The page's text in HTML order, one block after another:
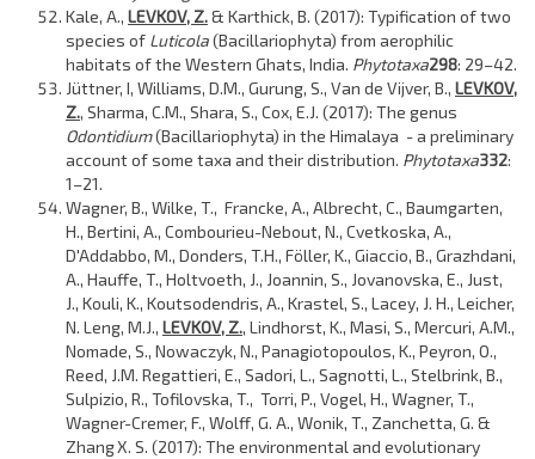
Kale, A., LEVKOV, Z.& Karthick, B. (2017): Typification of two
species of Luticola(Bacillariophyta) from aerophilic
habitats of the Western Ghats, India. Phytotaxa298: 29–42.
Jüttner, I, Williams, D.M., Gurung, S., Van de Vijver, B., LEVKOV,
Z., Sharma, C.M., Shara, S., Cox, E.J. (2017): The genus
Odontidium(Bacillariophyta) in the Himalaya - a preliminary
account of some taxa and their distribution. Phytotaxa332:
1–21.
Wagner, B., Wilke, T., Francke, A., Albrecht, C., Baumgarten,
H., Bertini, A., Combourieu-Nebout, N., Cvetkoska, A.,
D'Addabbo, M., Donders, T.H., Föller, K., Giaccio, B., Grazhdani,
A., Hauffe, T., Holtvoeth, J., Joannin, S., Jovanovska, E., Just,
J., Kouli, K., Koutsodendris, A., Krastel, S., Lacey, J. H., Leicher,
N. Leng, M.J., LEVKOV, Z., Lindhorst, K., Masi, S., Mercuri, A.M.,
Nomade, S., Nowaczyk, N., Panagiotopoulos, K., Peyron, O.,
Reed, J.M. Regattieri, E., Sadori, L., Sagnotti, L., Stelbrink, B.,
Sulpizio, R., Tofilovska, T., Torri, P., Vogel, H., Wagner, T.,
Wagner-Cremer, F., Wolff, G. A., Wonik, T., Zanchetta, G. &
ZhangX. S. (2017): The environmental and evolutionary